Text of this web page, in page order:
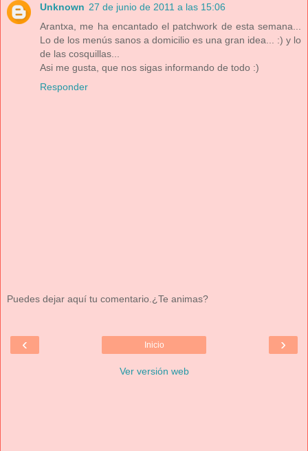
Unknown 27 de junio de 2011 a las 15:06
Arantxa, me ha encantado el patchwork de esta semana...
Lo de los menús sanos a domicilio es una gran idea... :) y lo
de las cosquillas...
Asi me gusta, que nos sigas informando de todo :)
Responder
Puedes dejar aquí tu comentario.¿Te animas?
‹ ›
Inicio
Ver versión web